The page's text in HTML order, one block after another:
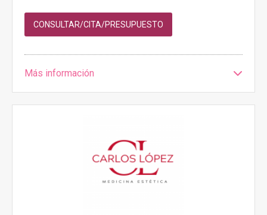
CONSULTAR/CITA/PRESUPUESTO
Más información